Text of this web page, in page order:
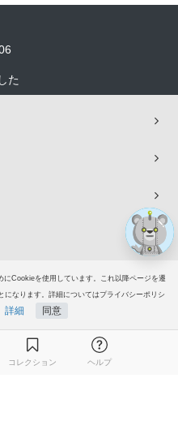
Cookieを使用しています。これ以降ページを遷
なります。詳細についてはプライバシーポリシ
詳細 同意
た
ご意見・ご要望
イラストAC
コレクション ヘルプ